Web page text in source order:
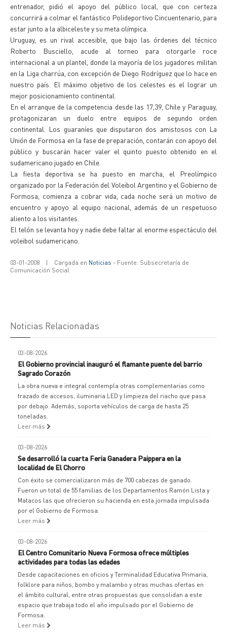
entrenador, pidió el apoyo del público local, que con certeza
concurrirá a colmar el fantástico Polideportivo Cincuentenario, para
estar junto a la albiceleste y su meta olímpica.
Uruguay, es un rival accesible, que bajo las órdenes del técnico
Roberto Busciello, acude al torneo para otorgarle roce
internacional a un plantel, donde la mayoría de los jugadores militan
en la Liga charrúa, con excepción de Diego Rodríguez que lo hace en
nuestro país. El máximo objetivo de los celestes es el lograr un
mejor posicionamiento continental.
En el arranque de la competencia desde las 17,39, Chile y Paraguay,
protagonizaran un duelo entre equipos de segundo orden
continental. Los guaraníes que disputaron dos amistosos con La
Unión de Formosa en la fase de preparación, contarán con apoyo del
público y buscarán hacer valer el quinto puesto obtenido en el
sudamericano jugado en Chile.
La fiesta deportiva se ha puesto en marcha, el Preolímpico
organizado por la Federación del Voleibol Argentino y el Gobierno de
Formosa, comienza a cobrar vida, cada noche será un motivo de
encuentro y apoyo al equipo nacional, además de un respetuoso
aliento a los visitantes.
El telón se levanta hoy y nadie debe faltar al enorme espectáculo del
voleibol sudamericano.
03-01-2008 | Cargada en Noticias - Fuente: Subsecretaría de
Comunicación Social
Noticias Relacionadas
03-08-2026
El Gobierno provincial inauguró el flamante puente del barrio
Sagrado Corazón
La obra nueva e integral contempla otras complementarias como
trazado de accesos, iluminaria LED y limpieza del riacho que pasa
por debajo. Además, soporta vehículos de carga de hasta 25
toneladas.
Leer más
03-08-2026
Se desarrolló la cuarta Feria Ganadera Paippera en la
localidad de El Chorro
Con éxito se comercializaron más de 700 cabezas de ganado.
Fueron un total de 55 familias de los Departamentos Ramón Lista y
Matacos las que ofrecieron su hacienda en esta jornada impulsada
por el Gobierno de Formosa.
Leer más
03-08-2026
El Centro Comunitario Nueva Formosa ofrece múltiples
actividades para todas las edades
Desde capacitaciones en oficios y Terminalidad Educativa Primaria,
folklore para niños, bombo y malambo y otras muchas ofertas en
el ámbito cultural, entre otras propuestas que consolidan a este
espacio que trabaja todo el año impulsado por el Gobierno de
Formosa.
Leer más